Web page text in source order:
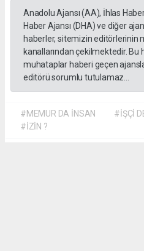
Anadolu Ajansı (AA), İhlas
Haber Ajansı (DHA) ve diğer
haberler, sitemizin editörlerinin
kanallarından çekilmektedir.
muhataplar haberi geçen
editörü sorumlu tutulamaz...
#MEMUR DA İNSAN #İŞÇİ
#İZİN ?